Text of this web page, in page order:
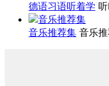
德语习语听着学
音乐推荐集 音乐推